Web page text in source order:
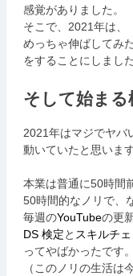
感覚がありました。
そこで、2021年は、
めっちゃ伸ばしてみ
をすることにしました
そして始まる
2021年はマジでヤバ
動いていたと思います
本業は普通に50時間
50時間的なノリで、
毎週のYouTubeの更
DS 検定と スキルチ
ってやばかったです。
（このノリの生活は